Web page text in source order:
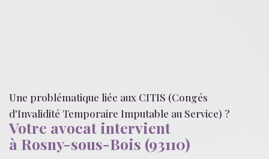
Une problématique liée aux CITIS (Congés
d'Invalidité Temporaire Imputable au Service) ?
Votre avocat intervient
à Rosny-sous-Bois (93110)